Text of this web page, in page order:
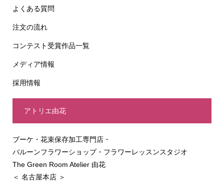
よくある質問
注文の流れ
コンテスト受賞作品一覧
メディア情報
採用情報
アトリエ由花
ブーケ・花束保存加工専門店・
バルーンフラワーショップ・フラワーレッスンスタジオ
The Green Room Atelier 由花
＜ 名古屋本店 ＞